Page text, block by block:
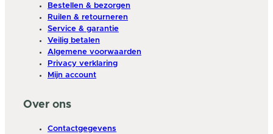
Bestellen & bezorgen
Ruilen & retourneren
Service & garantie
Veilig betalen
Algemene voorwaarden
Privacy verklaring
Mijn account
Over ons
Contactgegevens